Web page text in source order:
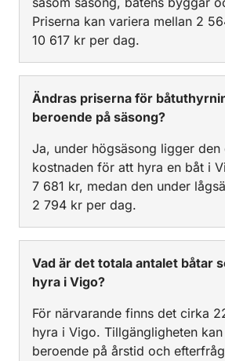
Priserna kan variera mellan 2
10 617 kr per dag.
Ändras priserna för
beroende på säsong?
Ja, under högsäsong ligger den
kostnaden för att hyra en båt i
7 681 kr, medan den under
2 794 kr per dag.
Vad är det totala antalet båtar
hyra i Vigo?
För närvarande finns det cirka
hyra i Vigo. Tillgängligheten
beroende på årstid och